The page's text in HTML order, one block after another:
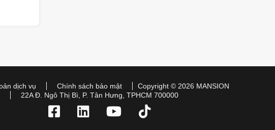
dịch vụ Chính sách bảo mật
Copyright © 2026 MANSION
22A Đ. Ngô Thị Bì, P. Tân Hưng, TPHCM 700000